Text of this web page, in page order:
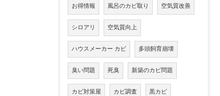
お得情報 風呂のカビ取り 空気質改善
シロアリ 空気質向上
ハウスメーカー カビ 多頭飼育崩壊
臭い問題 死臭 新築のカビ問題
カビ対策屋 カビ調査 黒カビ